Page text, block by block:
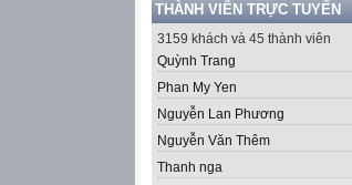
THÀNH VIÊN TRỰC TUYẾN
3159 khách và 45 thành viên
Quỳnh Trang
Phan My Yen
Nguyễn Lan Phương
Nguyễn Văn Thêm
Thanh nga